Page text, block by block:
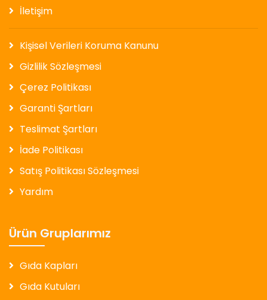
İletişim
Kişisel Verileri Koruma Kanunu
Gizlilik Sözleşmesi
Çerez Politikası
Garanti Şartları
Teslimat Şartları
İade Politikası
Satış Politikası Sözleşmesi
Yardım
Ürün Gruplarımız
Gıda Kapları
Gıda Kutuları